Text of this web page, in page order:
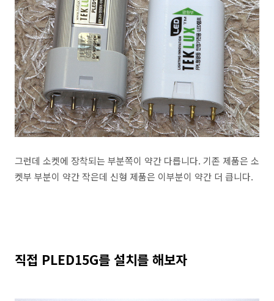
그런데 소켓에 장착되는 부분쪽이 약간 다릅니다. 기존 제품은 소
켓부 부분이 약간 작은데 신형 제품은 이부분이 약간 더 큽니다.
직접 PLED15G를 설치를 해보자